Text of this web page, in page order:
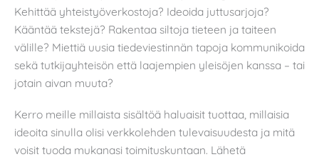
Kehittää yhteistyöverkostoja? Ideoida juttusarjoja?
Kääntää tekstejä? Rakentaa siltoja tieteen ja taiteen
välille? Miettiä uusia tiedeviestinnän tapoja kommunikoida
sekä tutkijayhteisön että laajempien yleisöjen kanssa – tai
jotain aivan muuta?
Kerro meille millaista sisältöä haluaisit tuottaa, millaisia
ideoita sinulla olisi verkkolehden tulevaisuudesta ja mitä
voisit tuoda mukanasi toimituskuntaan. Lähetä